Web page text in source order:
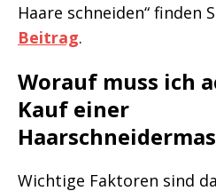
Haare schneiden“ finden
Beitrag.
Worauf muss ich
Kauf einer
Wichtige Faktoren sind